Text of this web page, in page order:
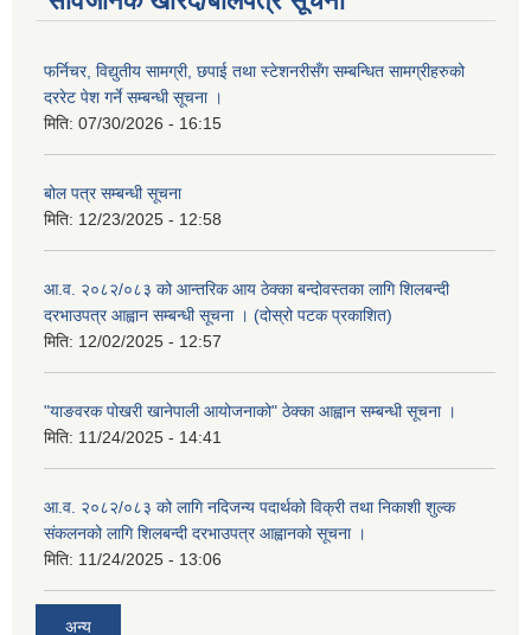
फर्निचर, विद्युतीय सामग्री, छपाई तथा स्टेशनरीसँग सम्बन्धित सामग्रीहरुको
दररेट पेश गर्ने सम्बन्धी सूचना ।
मिति: 07/30/2026 - 16:15
बोल पत्र सम्बन्धी सूचना
मिति: 12/23/2025 - 12:58
आ.व. २०८२/०८३ को आन्तरिक आय ठेक्का बन्दोवस्तका लागि शिलबन्दी
दरभाउपत्र आह्वान सम्बन्धी सूचना । (दोस्रो पटक प्रकाशित)
मिति: 12/02/2025 - 12:57
"याङवरक पोखरी खानेपाली आयोजनाको" ठेक्का आह्वान सम्बन्धी सूचना ।
मिति: 11/24/2025 - 14:41
आ.व. २०८२/०८३ को लागि नदिजन्य पदार्थको विक्री तथा निकाशी शुल्क
संकलनको लागि शिलबन्दी दरभाउपत्र आह्वानको सूचना ।
मिति: 11/24/2025 - 13:06
अन्य